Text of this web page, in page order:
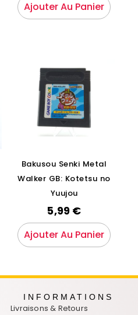
Ajouter Au Panier
Bakusou Senki Metal
Walker GB: Kotetsu no
Yuujou
5,99 €
Ajouter Au Panier
INFORMATIONS
Livraisons & Retours